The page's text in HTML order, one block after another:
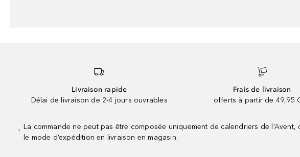
Livraison rapide
Délai de livraison de 2-4 jours ouvrables
Frais de livraison
offerts à partir de 49,95
¹
La commande ne peut pas être composée uniquement de calendriers de
le mode d’expédition en livraison en magasin.